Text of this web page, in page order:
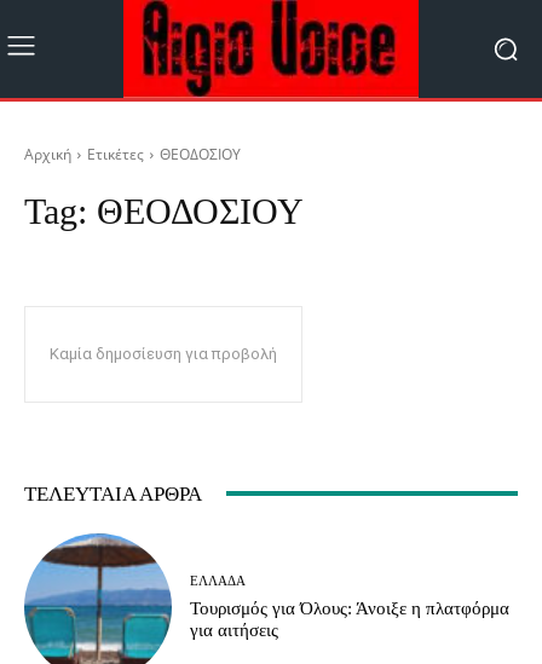
Αρχική Ετικέτες ΘΕΟΔΟΣΙΟΥ
Tag: ΘΕΟΔΟΣΙΟΥ
Καμία δημοσίευση για προβολή
ΤΕΛΕΥΤΑΊΑ ΆΡΘΡΑ
ΕΛΛΆΔΑ
Τουρισμός για Όλους: Άνοιξε η πλατφόρμα
για αιτήσεις